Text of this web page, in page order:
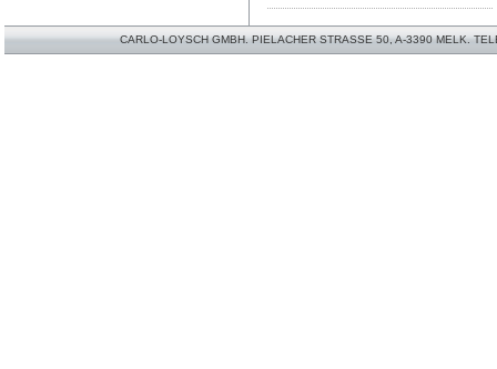
CARLO-LOYSCH GMBH. PIELACHER STRASSE 50, A-3390 MELK.